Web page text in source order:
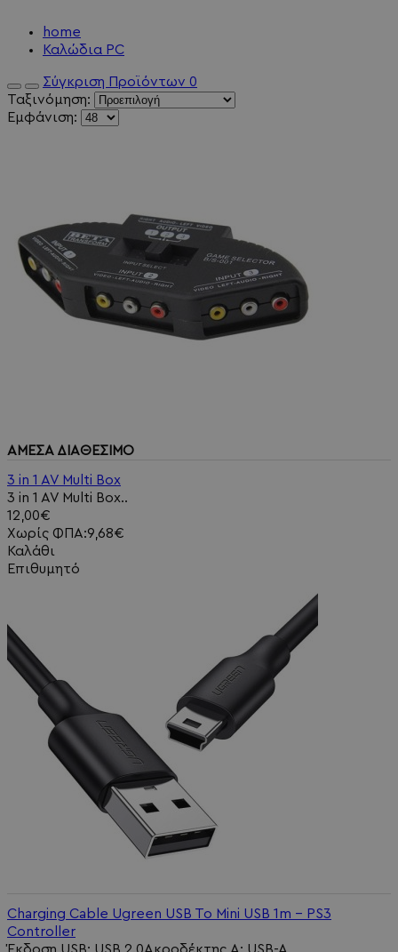
home
Καλώδια PC
Σύγκριση Προϊόντων 0
Ταξινόμηση:
Εμφάνιση:
ΑΜΕΣΑ ΔΙΑΘΕΣΙΜΟ
3 in 1 AV Multi Box
3 in 1 AV Multi Box..
12,00€
Χωρίς ΦΠΑ:9,68€
Καλάθι
Επιθυμητό
Charging Cable Ugreen USB To Mini USB 1m - PS3
Controller